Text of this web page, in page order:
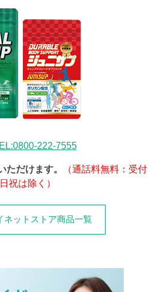
222-7555
ただけます。
（通話料無料：受付
祝は除く）
ネットストア商品一覧